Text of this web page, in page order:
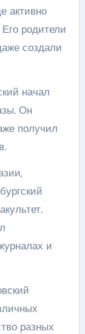
активно
родители
создали
начал
Он
получил
и
разных